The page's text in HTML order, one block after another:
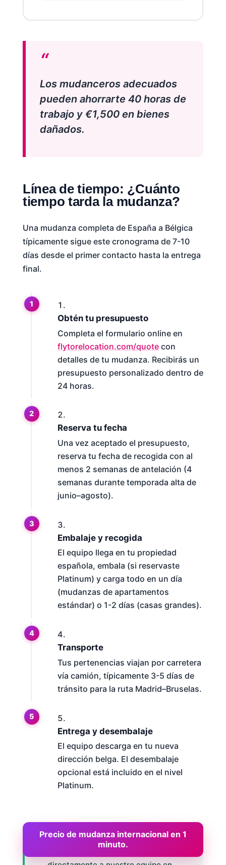
Los mudanceros adecuados
pueden ahorrarte 40 horas de
trabajo y €1,500 en bienes
dañados.
Línea de tiempo: ¿Cuánto
tiempo tarda la mudanza?
Una mudanza completa de España a Bélgica
típicamente sigue este cronograma de 7-10
días desde el primer contacto hasta la entrega
final.
Obtén tu presupuesto
Completa el formulario online en
flytorelocation.com/quotecon
detalles de tu mudanza. Recibirás un
presupuesto personalizado dentro de
24 horas.
Reserva tu fecha
Una vez aceptado el presupuesto,
reserva tu fecha de recogida con al
menos 2 semanas de antelación (4
semanas durante temporada alta de
junio–agosto).
Embalaje y recogida
El equipo llega en tu propiedad
española, embala (si reservaste
Platinum) y carga todo en un día
(mudanzas de apartamentos
estándar) o 1-2 días (casas grandes).
Transporte
Tus pertenencias viajan por carretera
vía camión, típicamente 3-5 días de
tránsito para la ruta Madrid–Bruselas.
Entrega y desembalaje
El equipo descarga en tu nueva
dirección belga. El desembalaje
opcional está incluido en el nivel
Platinum.
Para mudanzas urgentes con menos de
Precio de mudanza internacional en 1
minuto.